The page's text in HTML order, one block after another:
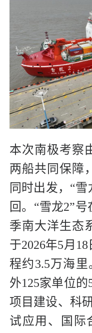
本次南极考察
两船共同保障
同时出发，“
回。“雪龙2”
季南大洋生态
于2026年5月
程约3.5万海
外125家单位
项目建设、科
试应用、国际